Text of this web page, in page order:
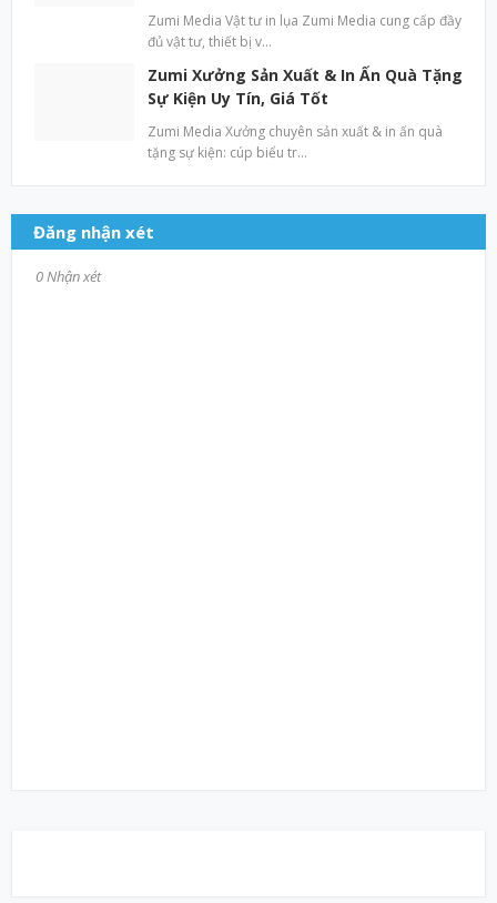
Zumi Media Vật tư in lụa Zumi Media cung cấp đầy
đủ vật tư, thiết bị v…
Zumi Xưởng Sản Xuất & In Ấn Quà Tặng
Sự Kiện Uy Tín, Giá Tốt
Zumi Media Xưởng chuyên sản xuất & in ấn quà
tặng sự kiện: cúp biểu tr…
Đăng nhận xét
0 Nhận xét